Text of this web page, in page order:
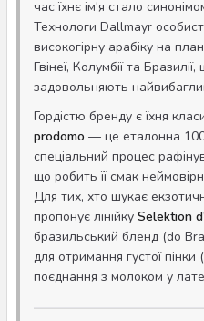
час їхнє ім'я стало
Технологи Dallmayr
високогірну арабіку на
Гвінеї, Колумбії та
задовольняють
Гордістю бренду є їхня
prodomo — це еталонна
спеціальний процес
що робить її смак
Для тих, хто шукає
пропонує лінійку Selektion
бразильський бленд (do
для отримання густої пінки
поєднання з молоком у